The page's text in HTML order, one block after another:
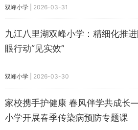
双峰小学 2026-03-31
九江八里湖双峰小学：精细化推
眼行动“见实效”
双峰小学 2026-03-30
家校携手护健康 春风伴学共成
小学开展春季传染病预防专题课